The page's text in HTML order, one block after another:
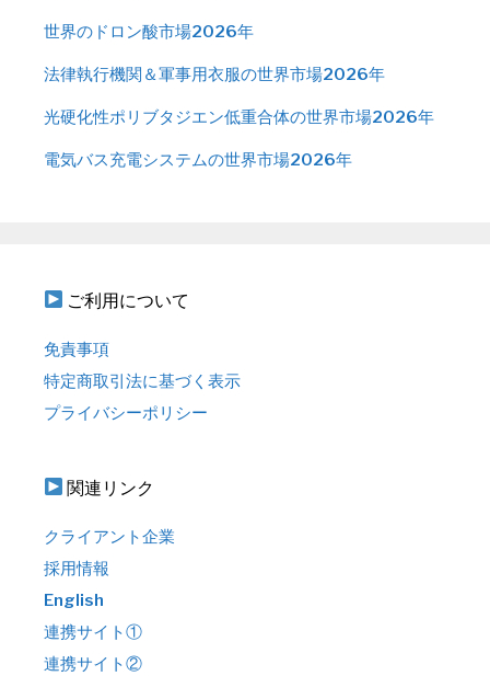
世界のドロン酸市場2026年
法律執行機関＆軍事用衣服の世界市場2026年
光硬化性ポリブタジエン低重合体の世界市場2026年
電気バス充電システムの世界市場2026年
ご利用について
免責事項
特定商取引法に基づく表示
プライバシーポリシー
関連リンク
クライアント企業
採用情報
English
連携サイト①
連携サイト②